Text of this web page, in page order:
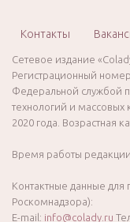
Контакты
Сетевое издание
Регистрационный номер
Федеральной службой
технологий и массовых
2020 года. Возрастная
Время работы
Контактные данные для
Роскомнадзора):
E-mail: info@colady.ru